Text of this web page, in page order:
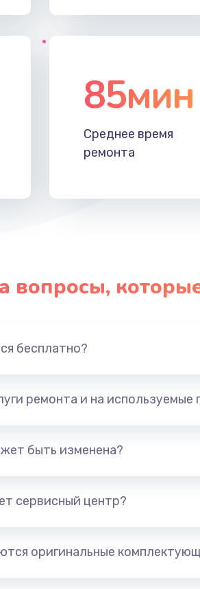
85мин
Среднее время
ремонта
вопросы,
бесплатно?
ремонта и на
быть изменена?
сервисный центр?
оригинальные